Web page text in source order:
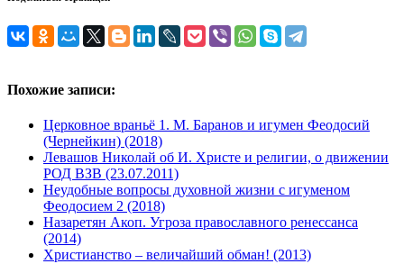
Похожие записи:
Церковное враньё 1. М. Баранов и игумен Феодосий
(Чернейкин) (2018)
Левашов Николай об И. Христе и религии, о движении
РОД ВЗВ (23.07.2011)
Неудобные вопросы духовной жизни с игуменом
Феодосием 2 (2018)
Назаретян Акоп. Угроза православного ренессанса
(2014)
Христианство – величайший обман! (2013)